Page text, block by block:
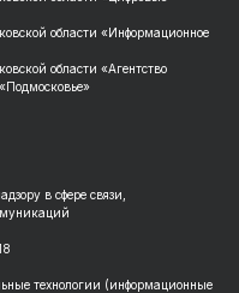
области «Информационное
области «Агентство
в сфере связи,
технологии (информационные